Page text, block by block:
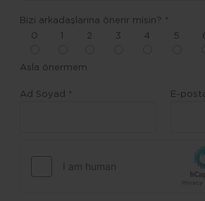
Bizi arkadaşlarına önerir misin? *
0
2 3 4 5
Asla önermem
Ad Soyad * E-